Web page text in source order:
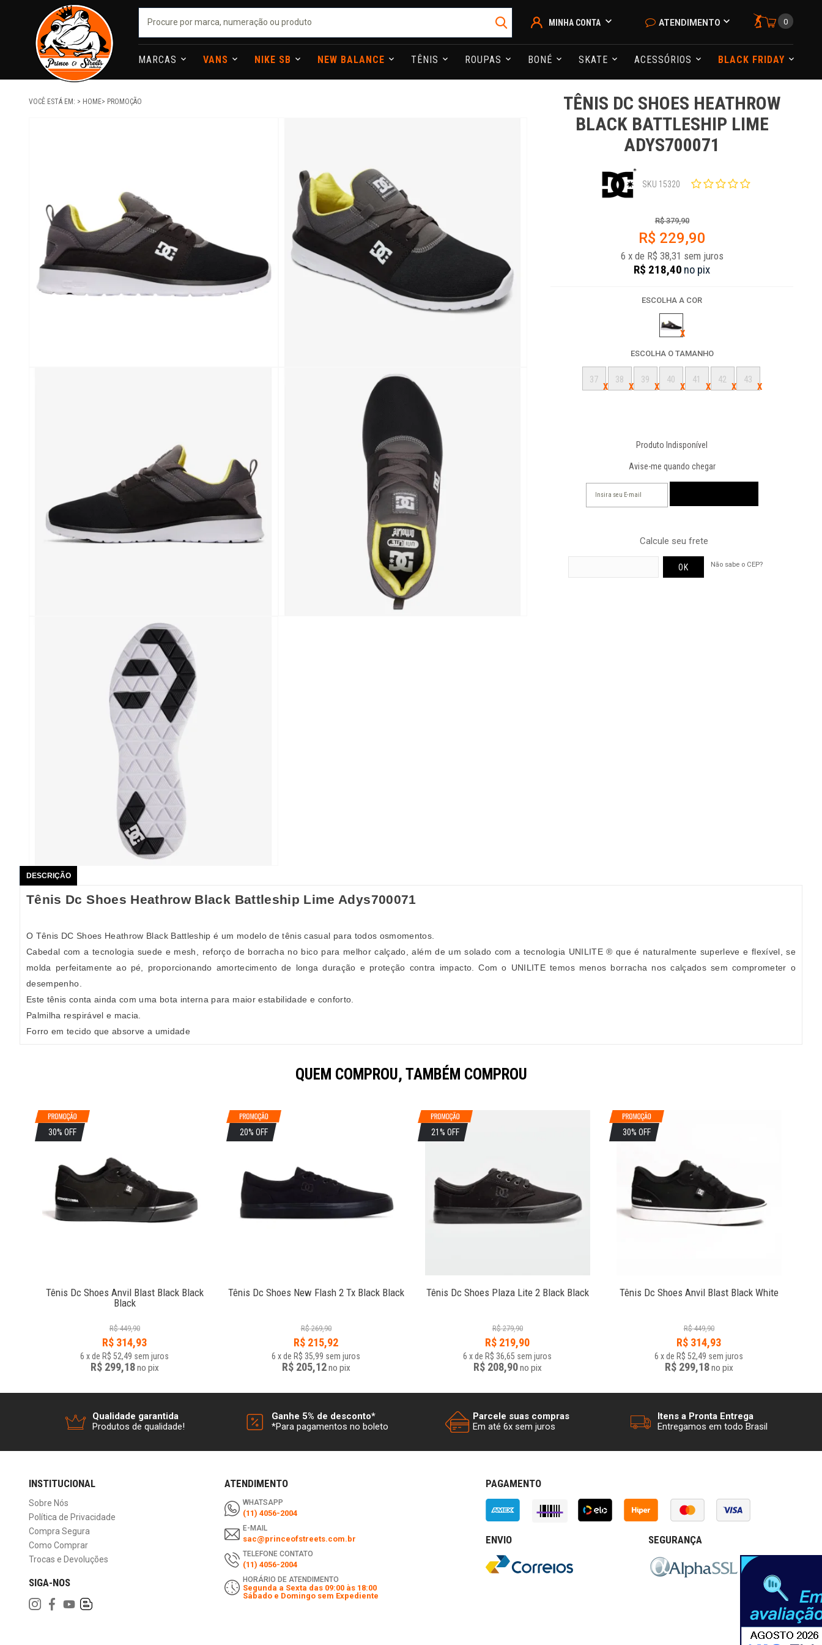
MINHA CONTA ATENDIMENTO 0
MARCAS VANS NIKE SB NEW BALANCE TÊNIS ROUPAS BONÉ SKATE ACESSÓRIOS BLACK FRIDAY
VOCÊ ESTÁ EM: HOME PROMOÇÃO
TÊNIS DC SHOES HEATHROW
BLACK BATTLESHIP LIME
ADYS700071
SKU 15320
R$ 379,90
R$ 229,90
6 x de R$ 38,31 sem juros
R$ 218,40 no pix
ESCOLHA A COR
ESCOLHA O TAMANHO
37 38 39 40 41 42 43
Produto Indisponível
Avise-me quando chegar
Calcule seu frete
Não sabe o CEP?
DESCRIÇÃO
Tênis Dc Shoes Heathrow Black Battleship Lime Adys700071
O Tênis DC Shoes Heathrow Black Battleship é um modelo de tênis casual para todos osmomentos.
Cabedal com a tecnologia suede e mesh, reforço de borracha no bico para melhor calçado, além de um solado com a tecnologia UNILITE ® que é naturalmente superleve e flexível, se
molda perfeitamente ao pé, proporcionando amortecimento de longa duração e proteção contra impacto. Com o UNILITE temos menos borracha nos calçados sem comprometer o
desempenho.
Este tênis conta ainda com uma bota interna para maior estabilidade e conforto.
Palmilha respirável e macia.
Forro em tecido que absorve a umidade
QUEM COMPROU, TAMBÉM COMPROU
30% OFF
Tênis Dc Shoes Anvil Blast Black Black
Black
R$ 449,90
R$ 314,93
6 xde R$ 52,49 sem juros
R$ 299,18no pix
20% OFF
Tênis Dc Shoes New Flash 2 Tx Black Black
R$ 269,90
R$ 215,92
6 xde R$ 35,99 sem juros
R$ 205,12no pix
21% OFF
Tênis Dc Shoes Plaza Lite 2 Black Black
R$ 279,90
R$ 219,90
6 xde R$ 36,65 sem juros
R$ 208,90no pix
30% OFF
Tênis Dc Shoes Anvil Blast Black White
R$ 449,90
R$ 314,93
6 xde R$ 52,49 sem juros
R$ 299,18no pix
Qualidade garantida
Produtos de qualidade!
Ganhe 5% de desconto*
*Para pagamentos no boleto
Parcele suas compras
Em até 6x sem juros
Itens a Pronta Entrega
Entregamos em todo Brasil
INSTITUCIONAL
Sobre Nós
Política de Privacidade
Compra Segura
Como Comprar
Trocas e Devoluções
SIGA-NOS
ATENDIMENTO
WHATSAPP
(11) 4056-2004
E-MAIL
sac@princeofstreets.com.br
TELEFONE CONTATO
(11) 4056-2004
HORÁRIO DE ATENDIMENTO
Segunda a Sexta das 09:00 às 18:00
Sábado e Domingo sem Expediente
PAGAMENTO
ENVIO SEGURANÇA